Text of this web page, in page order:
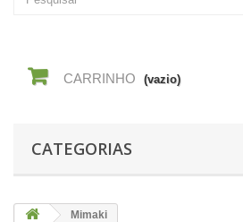
CARRINHO (vazio)
CATEGORIAS
Mimaki